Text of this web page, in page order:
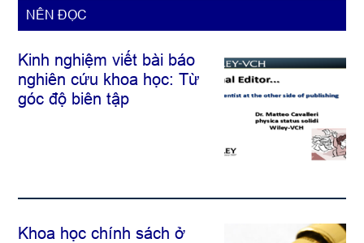
NÊN ĐỌC
Kinh nghiệm viết bài báo
nghiên cứu khoa học: Từ
góc độ biên tập
Khoa học chính sách ở